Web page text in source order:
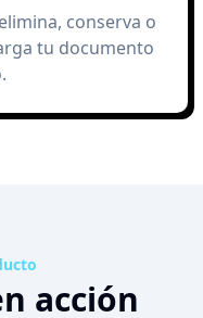
conserva o
tu documento
acción